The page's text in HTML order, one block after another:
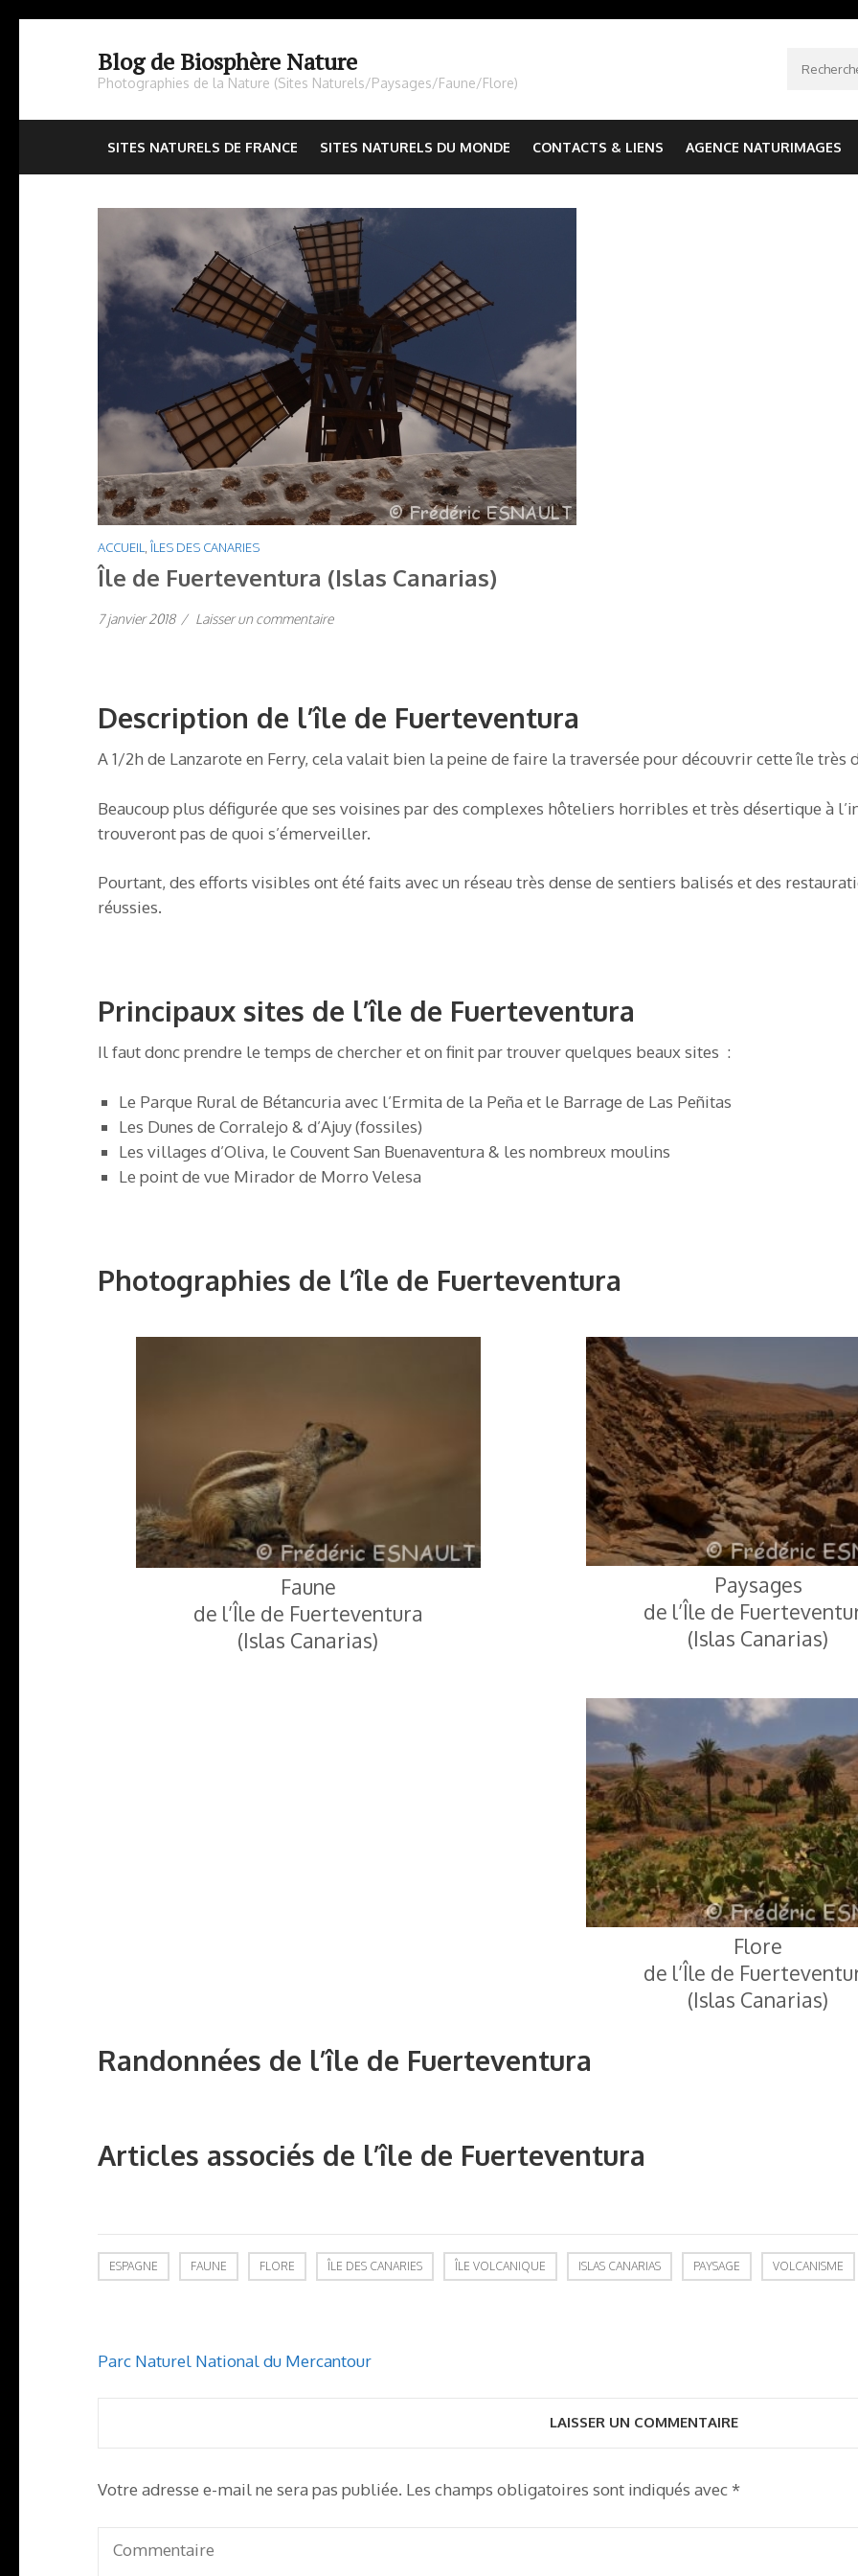
Blog de Biosphère Nature
Photographies de la Nature (Sites Naturels/Paysages/Faune/Flore)
SITES NATURELS DE FRANCE SITES NATURELS DU MONDE CONTACTS & LIENS AGENCE NATURIMAGES
ACCUEIL ÎLES DES CANARIES
Île de Fuerteventura (Islas Canarias)
7 janvier 2018 / Laisser un commentaire
Description de l’île de Fuerteventura
A 1/2h de Lanzarote en Ferry, cela valait bien la peine de faire la traversée pour découvrir cette île très
Beaucoup plus défigurée que ses voisines par des complexes hôteliers horribles et très désertique à
trouveront pas de quoi s’émerveiller.
Pourtant, des efforts visibles ont été faits avec un réseau très dense de sentiers balisés et des
réussies.
Principaux sites de l’île de Fuerteventura
Il faut donc prendre le temps de chercher et on finit par trouver quelques beaux sites :
Le Parque Rural de Bétancuria avec l’Ermita de la Peña et le Barrage de Las Peñitas
Les Dunes de Corralejo & d’Ajuy (fossiles)
Les villages d’Oliva, le Couvent San Buenaventura & les nombreux moulins
Le point de vue Mirador de Morro Velesa
Photographies de l’île de Fuerteventura
Faune
de l’Île de Fuerteventura
(Islas Canarias)
Paysages
de l’Île de
(Islas Canarias)
Flore
de l’Île de
(Islas Canarias)
Randonnées de l’île de Fuerteventura
Articles associés de l’île de Fuerteventura
ESPAGNE FAUNE FLORE ÎLE DES CANARIES ÎLE VOLCANIQUE ISLAS CANARIAS PAYSAGE VOLCANISME
Navigation
Parc Naturel National du Mercantour
LAISSER UN COMMENTAIRE
Votre adresse e-mail ne sera pas publiée. Les champs obligatoires sont indiqués avec *